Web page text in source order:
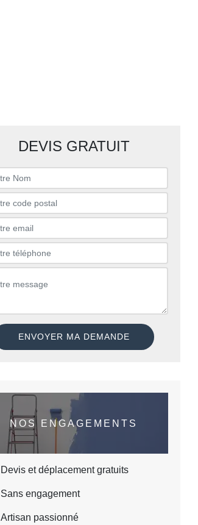
DEVIS GRATUIT
NOS ENGAGEMENTS
Devis et déplacement gratuits
Sans engagement
Artisan passionné